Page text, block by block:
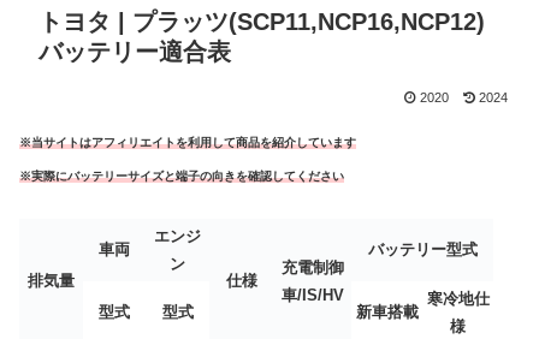
トヨタ | プラッツ(SCP11,NCP16,NCP12)
バッテリー適合表
2020 2024
※当サイトはアフィリエイトを利用して商品を紹介しています
※実際にバッテリーサイズと端子の向きを確認してください
排気量
車両
エンジ
ン
仕様
充電制御
車/IS/HV
バッテリー型式
型式 型式 新車搭載
寒冷地仕
様